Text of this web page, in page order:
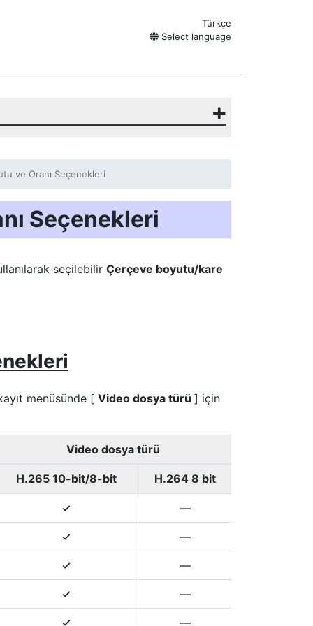
Türkçe
Select language
ve Oranı Seçenekleri
Seçenekleri
seçilebilir Çerçeve boyutu/kare
menüsünde [ Video dosya türü ] için
Video dosya türü
H.265 10-bit/8-bit H.264 8 bit
4 —
4 —
4 —
4 —
4 —